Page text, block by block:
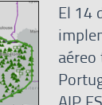
El 14